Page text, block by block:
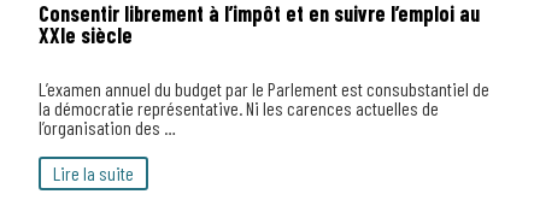
Consentir librement à l’impôt et en suivre l’emploi au
XXIe siècle
L’examen annuel du budget par le Parlement est consubstantiel de
la démocratie représentative. Ni les carences actuelles de
l’organisation des …
Lire la suite